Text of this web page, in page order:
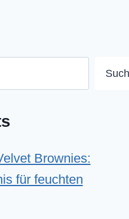
Brownies:
für feuchten